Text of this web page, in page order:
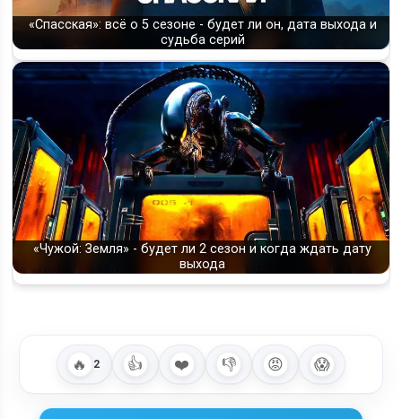
«Спасская»: всё о 5 сезоне - будет ли он, дата выхода и
судьба серий
«Чужой: Земля» - будет ли 2 сезон и когда ждать дату
выхода
🔥 2 👍 ❤️ 👎 😡 😱